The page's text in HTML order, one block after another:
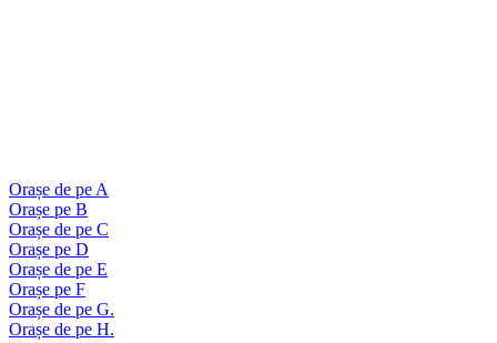
Orașe de pe A
Orașe pe B
Orașe de pe C
Orașe pe D
Orașe de pe E
Orașe pe F
Orașe de pe G.
Orașe de pe H.